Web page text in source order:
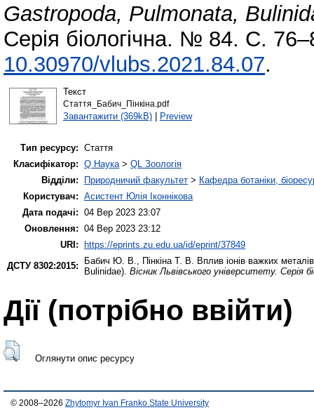
Gastropoda, Pulmonata,
Серія біологічна. № 84. С.
10.30970/vlubs.2021.84.07.
Текст
Стаття_Бабич_Пінкіна.pdf
Завантажити (369kB)| Preview
Тип ресурсу: Стаття
Класифікатор: Q Наука> QL Зоологія
Відділи:
Природничий факультет > Кафедра ботаніки,
Користувач: Асистент Юлія Іконнікова
Дата подачі: 04 Вер 2023 23:07
Оновлення: 04 Вер 2023 23:12
URI:
https://eprints.zu.edu.ua/id/eprint/37849
ДСТУ 8302:2015:
Бабич Ю. В., Пінкіна Т. В. Вплив іонів важких
Bulinidae). Вісник Львівського університету. Серія
Дії ​​(потрібно ввійти)
Оглянути опис ресурсу
© 2008–2026 Zhytomyr Ivan Franko State University